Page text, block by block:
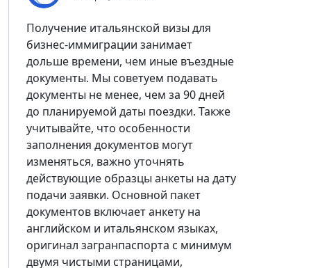
Получение итальянской визы для
бизнес-иммиграции занимает
дольше времени, чем иные въездные
документы. Мы советуем подавать
документы не менее, чем за 90 дней
до планируемой даты поездки. Также
учитывайте, что особенности
заполнения документов могут
изменяться, важно уточнять
действующие образцы анкеты на дату
подачи заявки. Основной пакет
документов включает анкету на
английском и итальянском языках,
оригинал загранпаспорта с минимум
двумя чистыми страницами,